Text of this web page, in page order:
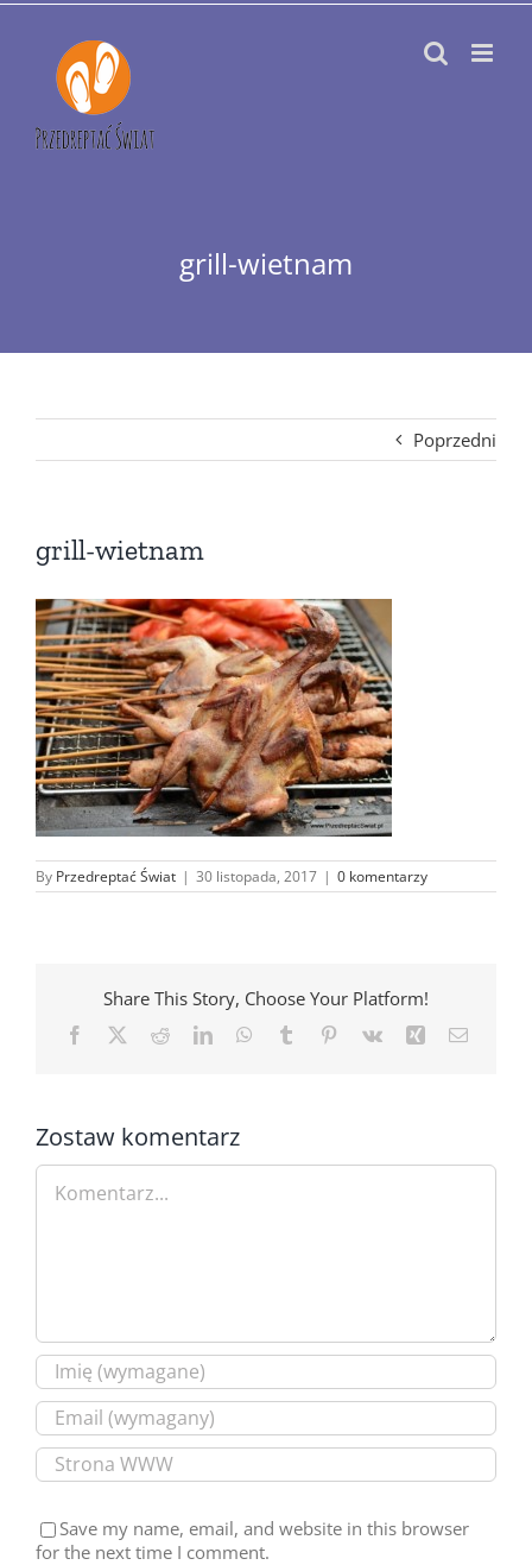
Przejdź
zawartości
grill-wietnam
Poprzedni
grill-wietnam
By Przedreptać Świat | 30 listopada, 2017 | 0 komentarzy
Share This Story, Choose Your Platform!
Facebook RedditLinkedInWhatsApp
Tumblr Pinterest
Vk Xing Email
Zostaw komentarz
Comment
Save my name, email, and website in this browser
for the next time I comment.